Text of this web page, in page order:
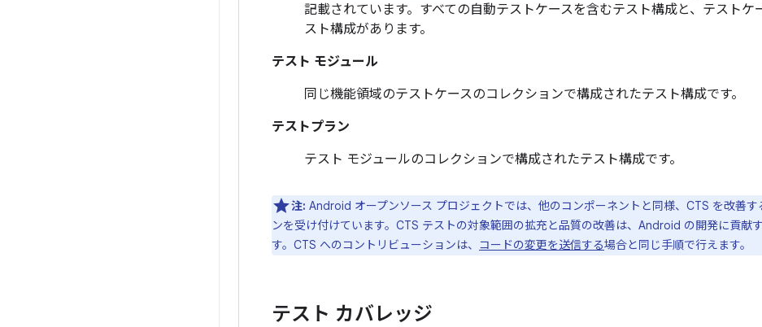
記載されています。すべての自動テストケースを含むテスト構成と、テストケ
スト構成があります。
テスト モジュール
同じ機能領域のテストケースのコレクションで構成されたテスト構成です。
テストプラン
テスト モジュールのコレクションで構成されたテスト構成です。
注: Android オープンソース プロジェクトでは、他のコンポーネントと同様、CTS を改善
ンを受け付けています。CTS テストの対象範囲の拡充と品質の改善は、Android の開発に貢献
す。CTS へのコントリビューションは、 コードの変更を送信する場合と同じ手順で行えます。
テスト カバレッジ